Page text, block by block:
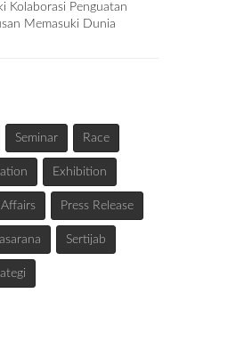
Kolaborasi Penguatan
Memasuki Dunia
Seminar Race
Exhibition
Press Release
Sertijab